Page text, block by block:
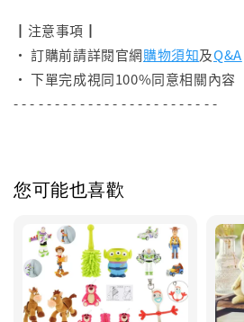
┃注意事項┃
• 訂購前請詳閱官網購物須知及Q&A
• 下單完成視同100%同意相關內容
- - - - - - - - - - - - - - - - - - - - - - - - -
您可能也喜歡